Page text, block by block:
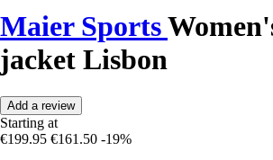
Maier Sports
jacket Lisbon
Add a review
Starting at
€199.95 €161.50 -19%